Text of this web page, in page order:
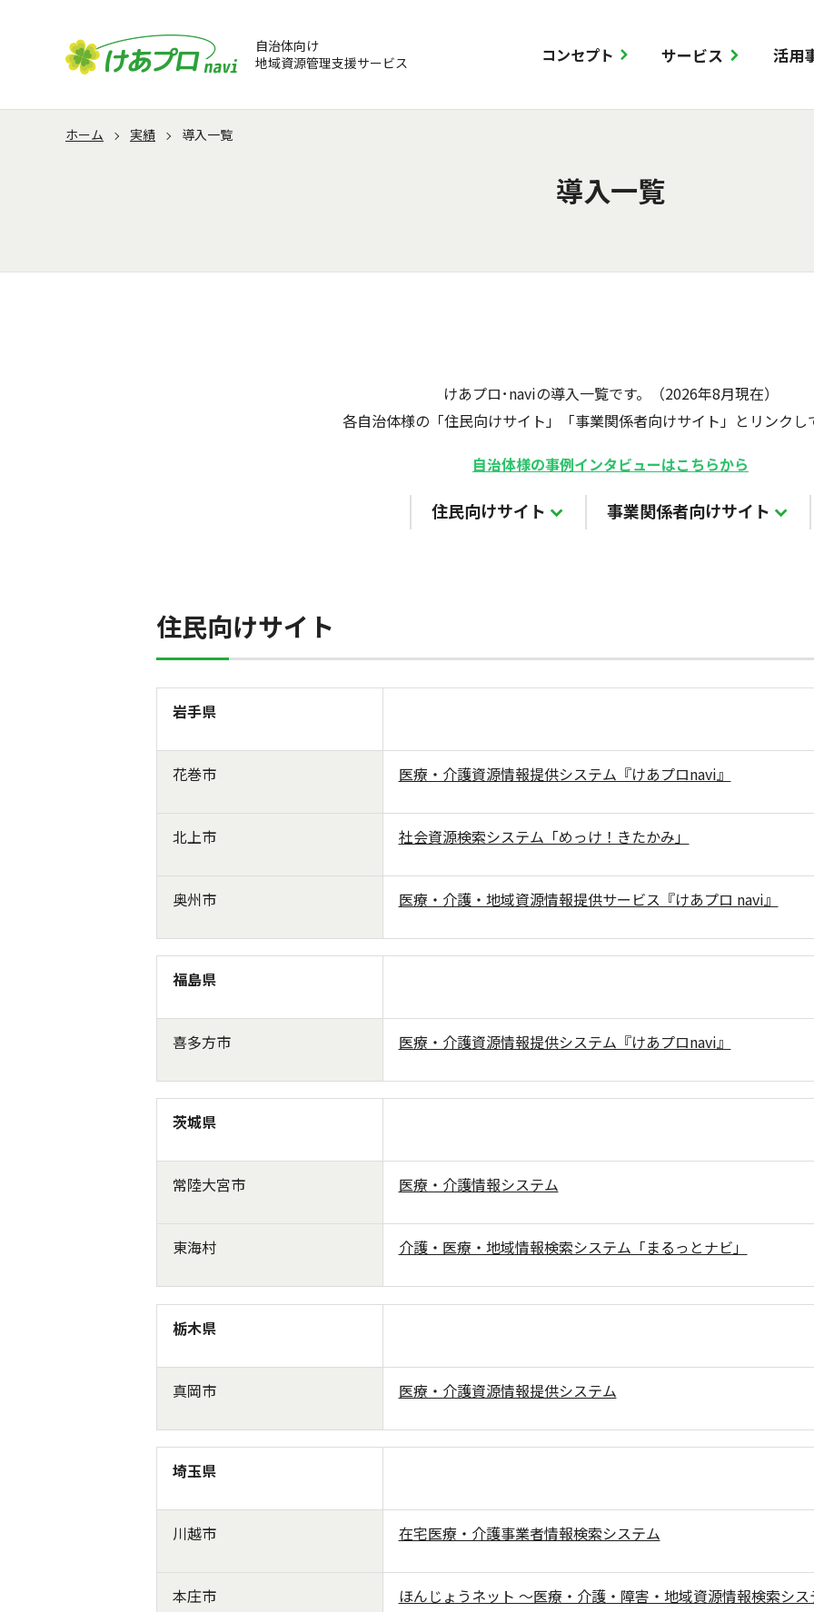
自治体向け
地域資源管理支援サービス
コンセプト サービス
サービス
情報センターについて
活用
活用事例
ナレッジ
実績
セミナー
ホーム 実績 導入一覧
導入一覧
けあプロ･naviの導入一覧です。（2026年8月現在）
各自治体様の「住民向けサイト」「事業関係者向けサイト」とリンクし
自治体様の事例インタビューはこちらから
住民向けサイト 事業関係者向けサイト
住民向けサイト
岩手県
花巻市 医療・介護資源情報提供システム『けあプロnavi』
北上市 社会資源検索システム「めっけ！きたかみ」
奥州市 医療・介護・地域資源情報提供サービス『けあプロ navi』
福島県
喜多方市 医療・介護資源情報提供システム『けあプロnavi』
茨城県
常陸大宮市 医療・介護情報システム
東海村 介護・医療・地域情報検索システム「まるっとナビ」
栃木県
真岡市 医療・介護資源情報提供システム
埼玉県
川越市 在宅医療・介護事業者情報検索システム
本庄市 ほんじょうネット ～医療・介護・障害・地域資源情報検索シス